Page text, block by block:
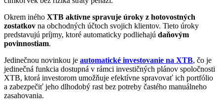
Okrem iného XTB aktívne spravuje úroky z hotovostných
zostatkov na obchodných účtoch svojich klientov. Tieto úroky
predstavujú príjmy, ktoré automaticky podliehajú daňovým
povinnostiam.
Jedinečnou novinkou je automatické investovanie na XTB, čo je
jedinečná funkcia dostupná v rámci investičných plánov spoločnosti
XTB, ktorá investorom umožňuje efektívne spravovať ich portfólio
a zabezpečiť jeho dlhodobý rast bez potreby častého manuálneho
zasahovania.